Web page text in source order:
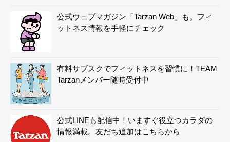
公式ウェブマガジン「Tarzan Web」も。フィ
ットネス情報を手軽にチェック
有料サブスクでフィットネスを習慣に！TEAM
Tarzanメンバー随時受付中
公式LINEも配信中！いますぐ役立つカラダの
情報満載。友だち追加はこちらから